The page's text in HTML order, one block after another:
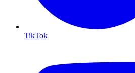
TikTok